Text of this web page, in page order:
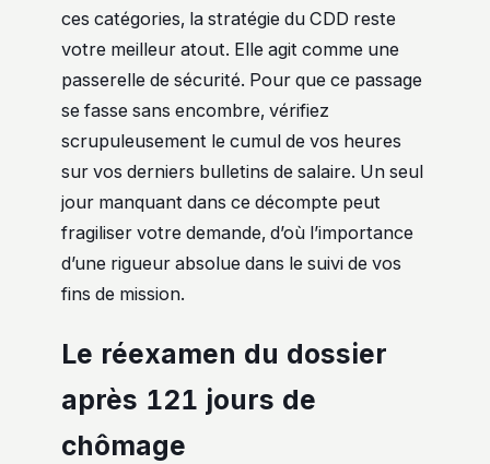
ces catégories, la stratégie du CDD reste
votre meilleur atout. Elle agit comme une
passerelle de sécurité. Pour que ce passage
se fasse sans encombre, vérifiez
scrupuleusement le cumul de vos heures
sur vos derniers bulletins de salaire. Un seul
jour manquant dans ce décompte peut
fragiliser votre demande, d’où l’importance
d’une rigueur absolue dans le suivi de vos
fins de mission.
Le réexamen du dossier
après 121 jours de
chômage